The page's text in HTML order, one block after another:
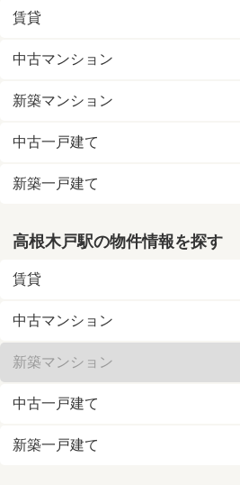
賃貸
中古マンション
新築マンション
中古一戸建て
新築一戸建て
高根木戸駅の物件情報を探す
賃貸
中古マンション
新築マンション
中古一戸建て
新築一戸建て